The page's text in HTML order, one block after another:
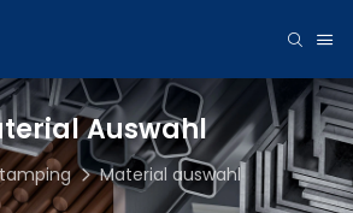
Auswahl
Material auswahl